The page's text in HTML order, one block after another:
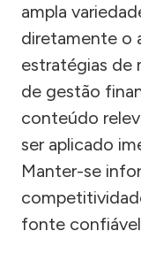
ampla
diretamente o
estratégias de
de gestão
conteúdo
ser aplicado
Manter-se
fonte confiável